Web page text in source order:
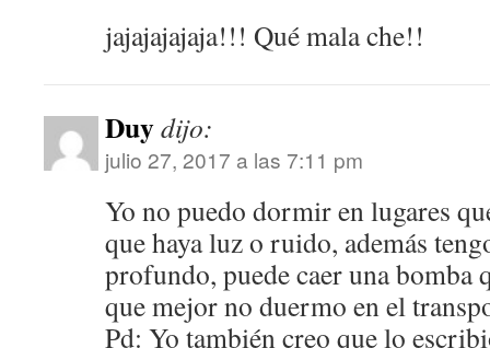
jajajajajaja!!! Qué mala che!!
Duydijo:
julio 27, 2017 a las 7:11 pm
Yo no puedo dormir en lugares
que haya luz o ruido, además
profundo, puede caer una bomba
que mejor no duermo en el
Pd: Yo también creo que lo